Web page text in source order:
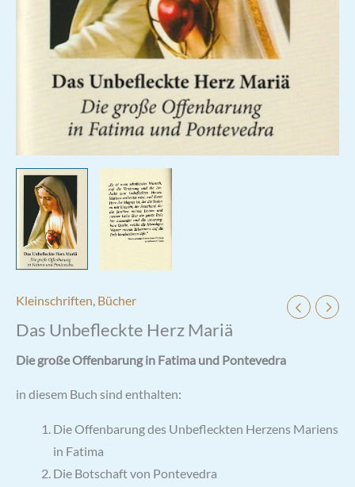
Kleinschriften, Bücher
Das Unbefleckte Herz Mariä
Die große Offenbarung in Fatima und Pontevedra
in diesem Buch sind enthalten:
Die Offenbarung des Unbefleckten Herzens Mariens
in Fatima
Die Botschaft von Pontevedra